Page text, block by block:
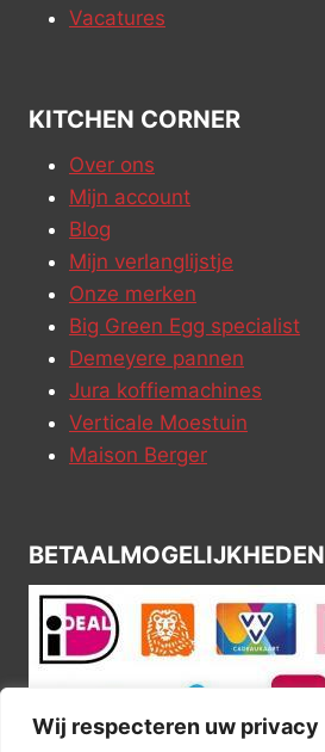
Wij respecteren uw privacy
Vacatures
KITCHEN CORNER
Over ons
Mijn account
Blog
Mijn verlanglijstje
Onze merken
Big Green Egg specialist
Demeyere pannen
Jura koffiemachines
Verticale Moestuin
Maison Berger
BETAALMOGELIJKHEDEN